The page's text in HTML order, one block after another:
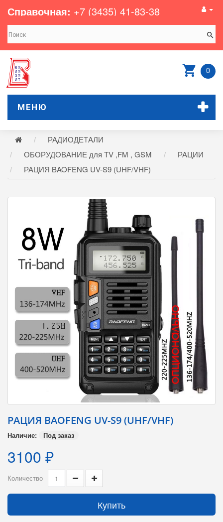
Справочная: +7 (3435) 41-83-38
0
МЕНЮ
РАДИОДЕТАЛИ
ОБОРУДОВАНИЕ для TV ,FM , GSM
РАЦИИ
РАЦИЯ BAOFENG UV-S9 (UHF/VHF)
РАЦИЯ BAOFENG UV-S9 (UHF/VHF)
Наличие: Под заказ
3100 ₽
Количество
Купить